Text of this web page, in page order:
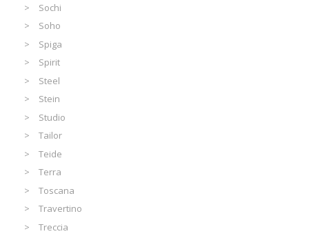
Sochi
Soho
Spiga
Spirit
Steel
Stein
Studio
Tailor
Teide
Terra
Toscana
Travertino
Treccia